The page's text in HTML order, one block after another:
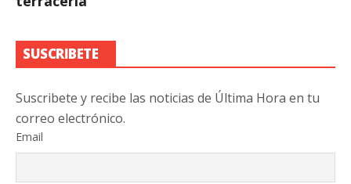
SUSCRIBETE
Suscribete y recibe las noticias de Última Hora en tu
correo electrónico.
Email